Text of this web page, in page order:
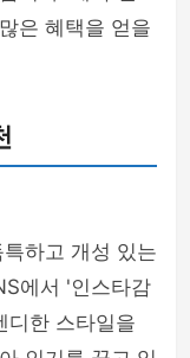
은 혜택을 얻을
하고 개성 있는
에서 '인스타감
디한 스타일을